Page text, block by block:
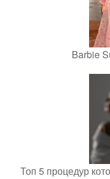
Barbie
Топ 5 процедур